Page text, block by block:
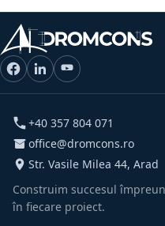
+40 357 804 071
office@dromcons.ro
Str. Vasile Milea 44, Arad
Construim succesul
în fiecare proiect.